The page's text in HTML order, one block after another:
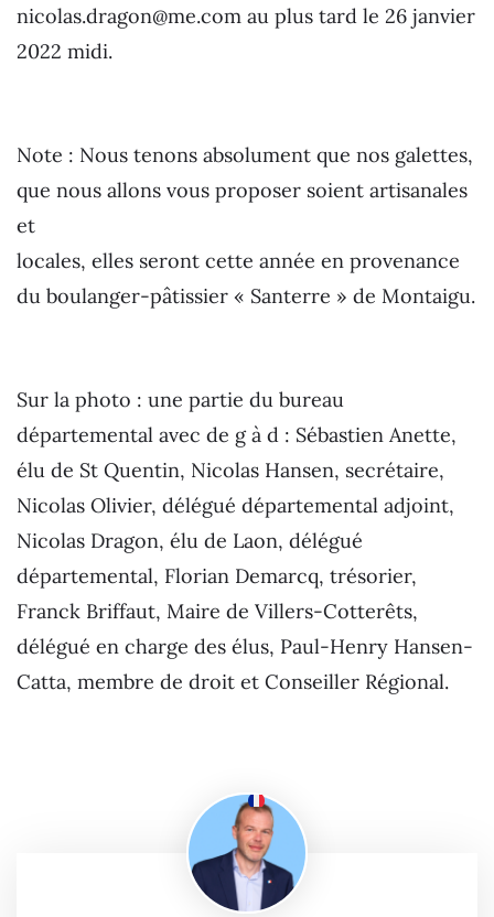
nicolas.dragon@me.com au plus tard le 26 janvier
2022 midi.
Note : Nous tenons absolument que nos galettes,
que nous allons vous proposer soient artisanales
et
locales, elles seront cette année en provenance
du boulanger-pâtissier « Santerre » de Montaigu.
Sur la photo : une partie du bureau
départemental avec de g à d : Sébastien Anette,
élu de St Quentin, Nicolas Hansen, secrétaire,
Nicolas Olivier, délégué départemental adjoint,
Nicolas Dragon, élu de Laon, délégué
départemental, Florian Demarcq, trésorier,
Franck Briffaut, Maire de Villers-Cotterêts,
délégué en charge des élus, Paul-Henry Hansen-
Catta, membre de droit et Conseiller Régional.